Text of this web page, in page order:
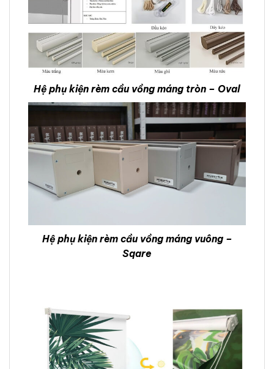
Hệ phụ kiện rèm cầu vồng máng tròn – Oval
Hệ phụ kiện rèm cầu vồng máng vuông –
Sqare